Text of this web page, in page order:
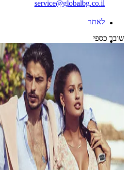
service@globalbg.co.il
לאתר
שובר כספי